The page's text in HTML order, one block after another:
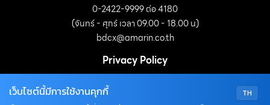
0-2422-9999 ต่อ 4180
(จันทร์ - ศุกร์ เวลา 09.00 - 18.00 น)
bdcx@amarin.co.th
Privacy Policy
OUR SOCIALS
TH
เว็บไซต์นี้มีการใช้งานคุกกี้